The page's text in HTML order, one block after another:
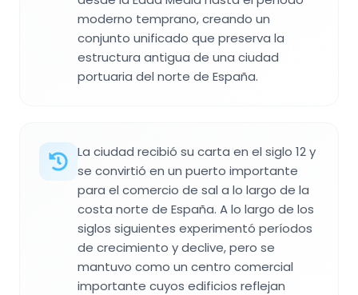
moderno temprano, creando un
conjunto unificado que preserva la
estructura antigua de una ciudad
portuaria del norte de España.
La ciudad recibió su carta en el siglo 12 y
se convirtió en un puerto importante
para el comercio de sal a lo largo de la
costa norte de España. A lo largo de los
siglos siguientes experimentó períodos
de crecimiento y declive, pero se
mantuvo como un centro comercial
importante cuyos edificios reflejan